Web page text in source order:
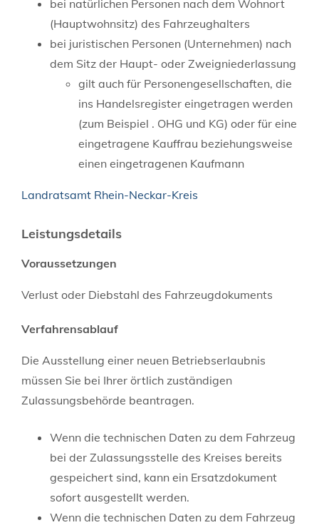
bei natürlichen Personen nach dem Wohnort
(Hauptwohnsitz) des Fahrzeughalters
bei juristischen Personen (Unternehmen) nach
dem Sitz der Haupt- oder Zweigniederlassung
gilt auch für Personengesellschaften, die
ins Handelsregister eingetragen werden
(zum Beispiel . OHG und KG) oder für eine
eingetragene Kauffrau beziehungsweise
einen eingetragenen Kaufmann
Landratsamt Rhein-Neckar-Kreis
Leistungsdetails
Voraussetzungen
Verlust oder Diebstahl des Fahrzeugdokuments
Verfahrensablauf
Die Ausstellung einer neuen Betriebserlaubnis
müssen Sie bei Ihrer örtlich zuständigen
Zulassungsbehörde beantragen.
Wenn die technischen Daten zu dem Fahrzeug
bei der Zulassungsstelle des Kreises bereits
gespeichert sind, kann ein Ersatzdokument
sofort ausgestellt werden.
Wenn die technischen Daten zu dem Fahrzeug